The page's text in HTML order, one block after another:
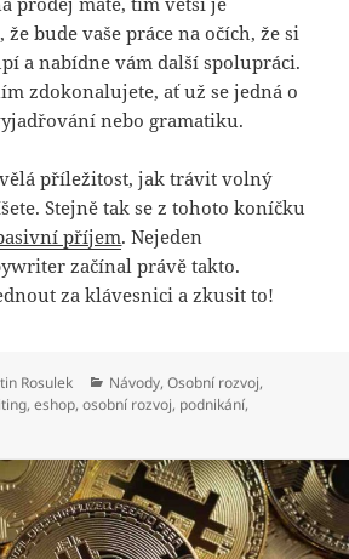
bude vaše práce na očích, že si
a nabídne vám další spolupráci.
zdokonalujete, ať už se jedná o
nebo gramatiku.
příležitost, jak trávit volný
Stejně tak se z tohoto koníčku
příjem. Nejeden
začínal právě takto.
za klávesnici a zkusit to!
Rosulek Rubriky:
Návody,Osobní rozvoj,
,eshop,osobní rozvoj, podnikání,